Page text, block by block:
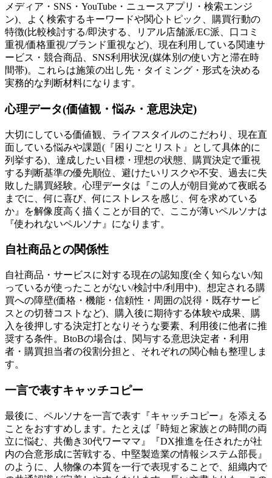
メディア・SNS・YouTube・ニュースアプリ・検索エンジ
ン)、よく検索するキーワードや関心トピック、購買行動の
特徴(比較検討する/即決する、リアル店舗派/EC派、口コミ
重視/価格重視/ブランド重視など)、現在利用している関連サ
ービス・競合商品、SNS利用状況(媒体別の使い方と滞在時
間帯)。これらは施策の出し先・タイミング・形式を決める
実務的な判断材料になります。
心理データ(価値観・悩み・意思決定)
大切にしている価値観、ライフスタイルのこだわり、現在直
面している悩みや課題(『困りごとリスト』として具体的に
列挙する)、達成したい目標・理想の状態、購買決定で重視
する判断基準の優先順位、避けたいリスクや不安、過去に失
敗した購買経験。心理データは『この人が朝目覚めて夜眠る
までに、何に喜び、何にストレスを感じ、何を求めている
か』を解像度高く描くことが目的で、ここが薄いペルソナは
『使われないペルソナ』になります。
自社商品との関係性
自社商品・サービスに対する現在の認知度(全く知らない/知
っているが使ったことがない/検討中/利用中)、想定される購
買への障壁(価格・機能・信頼性・周囲の説得・既存サービ
スとの切替コストなど)、購入後に期待する体験や成果、購
入を後押しする決定打となりそうな要素、利用後に他者に推
奨する条件。BtoBの場合は、関与する意思決定者・利用
者・購買担当者の役割分担と、それぞれの関心軸も整理しま
す。
一言で表すキャッチコピー
最後に、ペルソナを一言で表す『キャッチコピー』を添える
ことをおすすめします。たとえば『時短と家族との時間の両
立に悩む、共働き30代ワーママ』『DX推進を任されたが社
内の合意形成に苦戦する、中堅製造業の情報システム部長』
のように、人物像の本質を一行で表現することで、組織内で